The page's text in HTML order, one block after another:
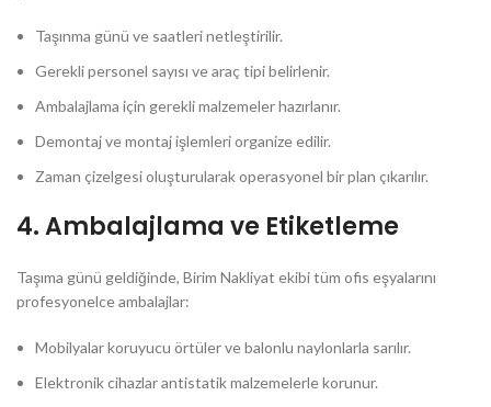
Taşınma günü ve saatleri netleştirilir.
Gerekli personel sayısı ve araç tipi belirlenir.
Ambalajlama için gerekli malzemeler hazırlanır.
Demontaj ve montaj işlemleri organize edilir.
Zaman çizelgesi oluşturularak operasyonel bir plan çıkarılır.
4.Ambalajlama ve Etiketleme
Taşıma günü geldiğinde, Birim Nakliyat ekibi tüm ofis eşyalarını
profesyonelce ambalajlar:
Mobilyalar koruyucu örtüler ve balonlu naylonlarla sarılır.
Elektronik cihazlar antistatik malzemelerle korunur.